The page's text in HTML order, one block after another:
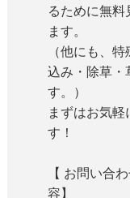
るために無料
ます。
（他にも、
込み・除草・
す。）
まずはお気
す！
【 お問い合
容】